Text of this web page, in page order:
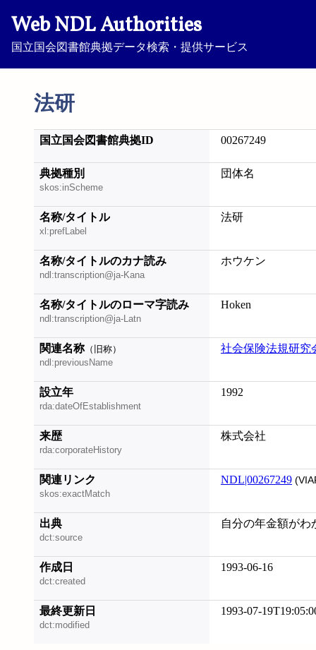
Web NDL Authorities
国立国会図書館典拠データ検索・提供サービス
法研
国立国会図書館典拠ID 00267249
典拠種別
skos:inScheme
団体名
名称/タイトル
xl:prefLabel
法研
名称/タイトルのカナ読み
ndl:transcription@ja-Kana
ホウケン
名称/タイトルのローマ字読み
ndl:transcription@ja-Latn
Hoken
関連名称（旧称）
ndl:previousName
社会保険法規研究
設立年
rda:dateOfEstablishment
1992
来歴
rda:corporateHistory
株式会社
関連リンク
skos:exactMatch
NDL|00267249
出典
dct:source
自分の年金額がわ
作成日
dct:created
1993-06-16
最終更新日
dct:modified
1993-07-